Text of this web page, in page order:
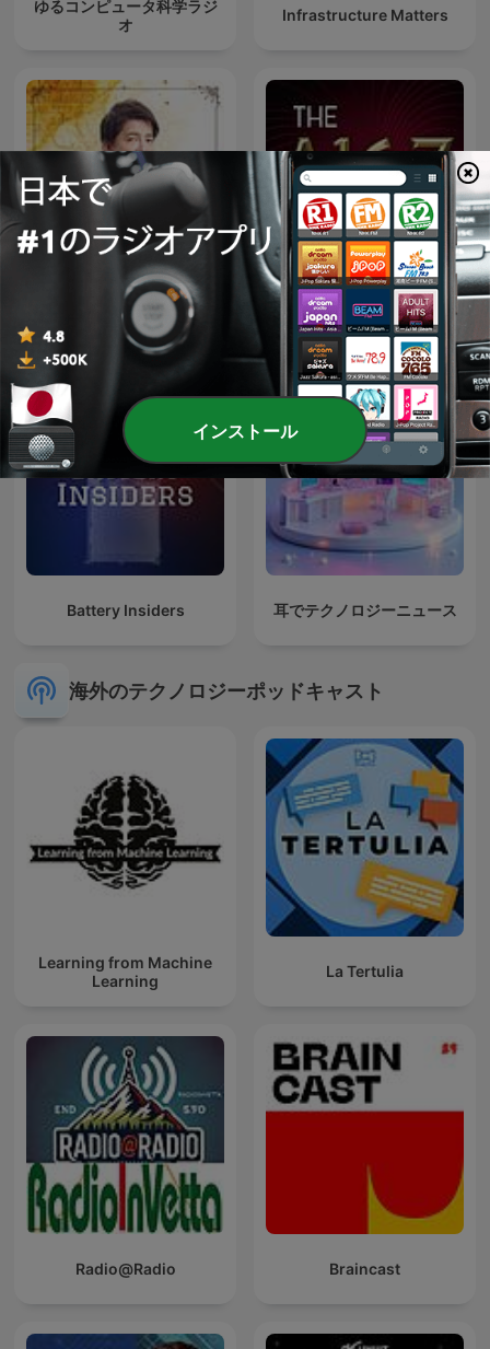
ゆるコンピュータ科学ラジ
オ
Infrastructure Matters
下班經濟學 The a16z Show
Battery Insiders 耳でテクノロジーニュース
海外のテクノロジーポッドキャスト
Learning from Machine
Learning
La Tertulia
Radio@Radio Braincast
インストール